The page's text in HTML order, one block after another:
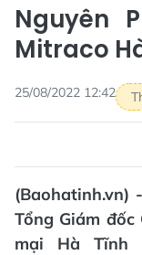
Nguyên
Mitraco
25/08/2022 12:42
(Baohatinh.vn)
Tổng Giám
mại Hà Tĩnh